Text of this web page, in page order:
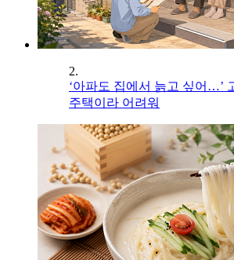
2.
‘아파도 집에서 늙고 싶어…’
주택이라 어려워